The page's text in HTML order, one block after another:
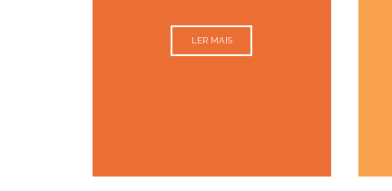
LER MAIS